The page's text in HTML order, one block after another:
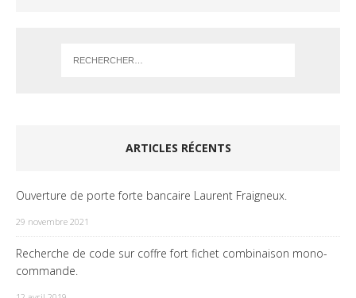
ARTICLES RÉCENTS
Ouverture de porte forte bancaire Laurent Fraigneux.
29 novembre 2021
Recherche de code sur coffre fort fichet combinaison mono-
commande.